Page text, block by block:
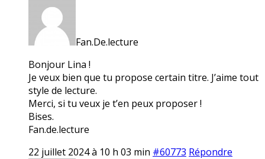
Fan.De.lecture
Bonjour Lina !
Je veux bien que tu propose certain titre. J’aime tout
style de lecture.
Merci, si tu veux je t’en peux proposer !
Bises.
Fan.de.lecture
22 juillet 2024 à 10 h 03 min #60773 Répondre